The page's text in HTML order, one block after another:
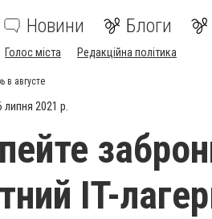
Новини Блоги
Голос міста Редакційна політика
в августе
липня 2021 р.
IT-